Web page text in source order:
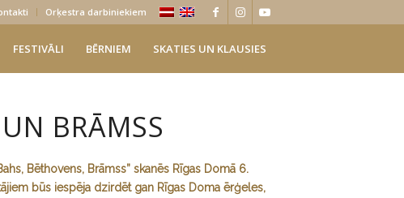
Orķestra darbiniekiem
FESTIVĀLI BĒRNIEM SKATIES UN KLAUSIES
BRĀMSS
Bēthovens, Brāmss” skanēs Rīgas Domā 6.
būs iespēja dzirdēt gan Rīgas Doma ērģeles,